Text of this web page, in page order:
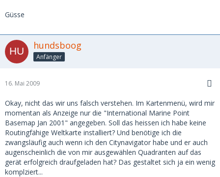
Güsse
hundsboog
Anfänger
16. Mai 2009
Okay, nicht das wir uns falsch verstehen. Im Kartenmenü, wird mir
momentan als Anzeige nur die "International Marine Point
Basemap Jan 2001" angegeben. Soll das heissen ich habe keine
Routingfähige Weltkarte installiert? Und benötige ich die
zwangsläufig auch wenn ich den Citynavigator habe und er auch
augenscheinlich die von mir ausgewählen Quadranten auf das
gerät erfolgreich draufgeladen hat? Das gestaltet sich ja ein wenig
komplziert...